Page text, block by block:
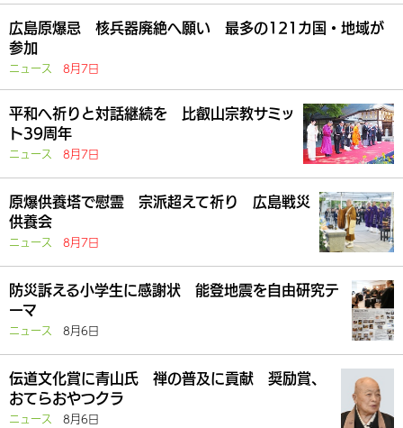
広島原爆忌 核兵器廃絶へ願い 最多の121カ国・地域が
参加
ニュース 8月7日
平和へ祈りと対話継続を 比叡山宗教サミッ
ト39周年
ニュース 8月7日
原爆供養塔で慰霊 宗派超えて祈り 広島戦災
供養会
ニュース 8月7日
防災訴える小学生に感謝状 能登地震を自由研究テ
ーマ
ニュース 8月6日
伝道文化賞に青山氏 禅の普及に貢献 奨励賞、
おてらおやつクラ
ニュース 8月6日